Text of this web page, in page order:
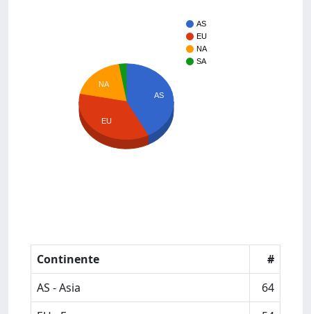
AS
EU
NA
SA
AS
NA
EU
Continente
#
AS - Asia
64